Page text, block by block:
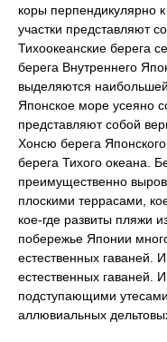
коры перпендикулярно
участки представляют
Тихоокеанские берега
берега Внутреннего
выделяются
Японское море усеяно
представляют собой
Хонсю берега
берега Тихого океана.
преимущественно
плоскими террасами,
кое-где развиты пляжи
побережье Японии
естественных гаваней.
естественных гаваней.
подступающими
аллювиальных